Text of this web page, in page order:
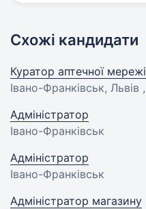
Схожі кандидати
Куратор аптечної мережі
Івано-Франківськ, Львів ,
Адміністратор
Івано-Франківськ
Адміністратор
Івано-Франківськ
Адміністратор магазину